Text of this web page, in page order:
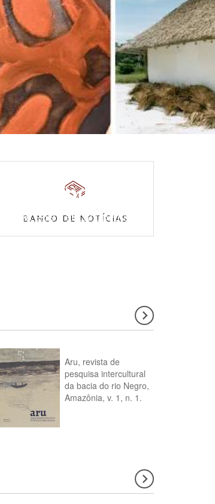
BANCO DE NOTÍCIAS
Povos Indígenas
Acesse a enciclopédia
Aru, revista de
pesquisa intercultural
da bacia do rio Negro,
Amazônia, v. 1, n. 1.